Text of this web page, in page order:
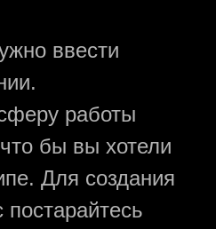
ввести
работы
бы вы хотели
Для создания
постарайтесь